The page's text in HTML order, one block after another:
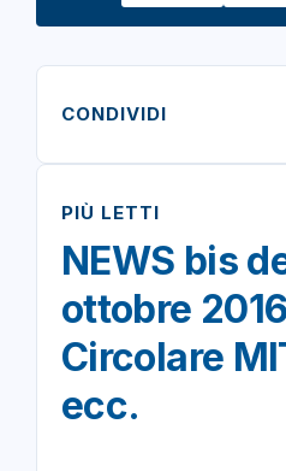
CONDIVIDI
PIÙ LETTI
NEWS bis
ottobre
Circolare
ecc.